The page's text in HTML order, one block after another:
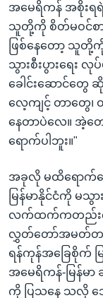
အမေရိကန် အစိုး
သူတို့ကို စိတ်မဝင်စ
ဖြစ်နေတော့ သူ
သွားစီးပွားရေး
ခေါင်းဆောင်တွေ
လေ့ကျင့် တာတွေ၊
နေတာပဲလေ။ အဲ့တ
ရောက်ပါဘူး။"
အခုလို မထိရောက်ပ
မြန်မာနိုင်ငံကို မသွ
လက်ထက်ကတည်းက
လွှတ်တော်အမတ်တစ်
ရန်ကုန်အခြေစိုက်
အမေရိကန်-မြန်မာ
ကို ပြသနေ သလို သ